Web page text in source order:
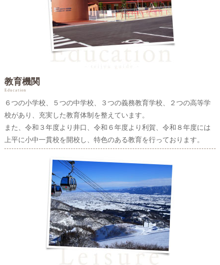
教育機関
Education
６つの小学校、５つの中学校、３つの義務教育学校、２つの高等学
校があり、充実した教育体制を整えています。
また、令和３年度より井口、令和６年度より利賀、令和８年度には
上平に小中一貫校を開校し、特色のある教育を行っております。